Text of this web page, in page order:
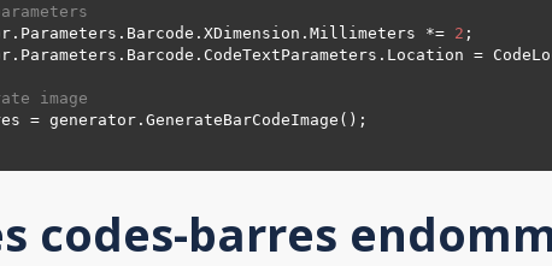
*=
2 ;
=
image
codes-barres